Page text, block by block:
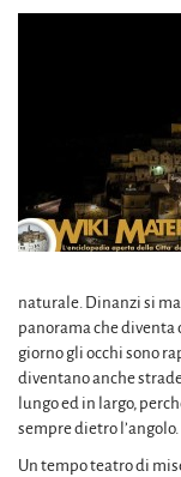
naturale. Dinanzi si
panorama che diventa
giorno gli occhi sono
diventano anche
lungo ed in largo,
sempre dietro l’angolo.
Un tempo teatro di